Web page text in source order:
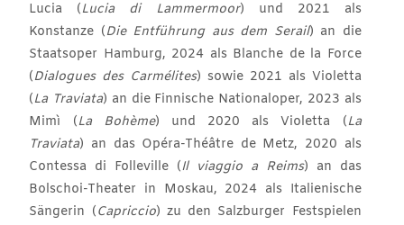
Lucia (Lucia di Lammermoor) und 2021 als
Konstanze (Die Entführung aus dem Serail) an die
Staatsoper Hamburg, 2024 als Blanche de la Force
(Dialogues des Carmélites) sowie 2021 als Violetta
(La Traviata) an die Finnische Nationaloper, 2023 als
Mimì (La Bohème) und 2020 als Violetta (La
Traviata) an das Opéra-Théâtre de Metz, 2020 als
Contessa di Folleville (Il viaggio a Reims) an das
Bolschoi-Theater in Moskau, 2024 als Italienische
Sängerin (Capriccio) zu den Salzburger Festspielen